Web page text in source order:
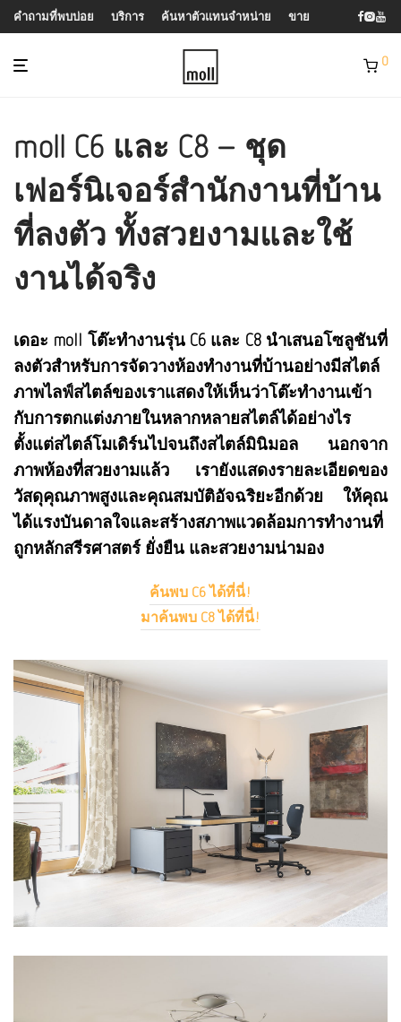
คำถามที่พบบ่อย บริการ ค้นหาตัวแทนจำหน่าย ขาย
0
moll C6 และ C8 – ชุด
เฟอร์นิเจอร์สำนักงานที่บ้าน
ที่ลงตัว ทั้งสวยงามและใช้
งานได้จริง
เดอะ moll โต๊ะทำงานรุ่น C6 และ C8 นำเสนอโซลูชันที่
ลงตัวสำหรับการจัดวางห้องทำงานที่บ้านอย่างมีสไตล์
ภาพไลฟ์สไตล์ของเราแสดงให้เห็นว่าโต๊ะทำงานเข้า
กับการตกแต่งภายในหลากหลายสไตล์ได้อย่างไร
ตั้งแต่สไตล์โมเดิร์นไปจนถึงสไตล์มินิมอล นอกจาก
ภาพห้องที่สวยงามแล้ว เรายังแสดงรายละเอียดของ
วัสดุคุณภาพสูงและคุณสมบัติอัจฉริยะอีกด้วย ให้คุณ
ได้แรงบันดาลใจและสร้างสภาพแวดล้อมการทำงานที่
ถูกหลักสรีรศาสตร์ ยั่งยืน และสวยงามน่ามอง
ค้นพบ C6 ได้ที่นี่!
มาค้นพบ C8 ได้ที่นี่!